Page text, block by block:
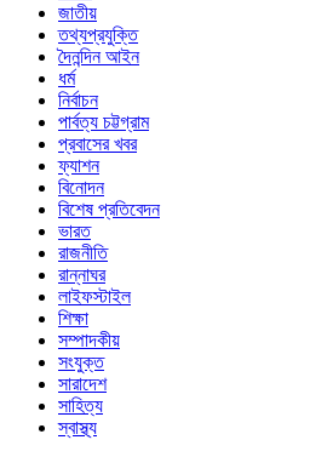
জাতীয়
তথ্যপ্রযুক্তি
দৈনন্দিন আইন
ধর্ম
নির্বাচন
পার্বত্য চট্টগ্রাম
প্রবাসের খবর
ফ্যাশন
বিনোদন
বিশেষ প্রতিবেদন
ভারত
রাজনীতি
রান্নাঘর
লাইফস্টাইল
শিক্ষা
সম্পাদকীয়
সংযুক্ত
সারাদেশ
সাহিত্য
স্বাস্থ্য